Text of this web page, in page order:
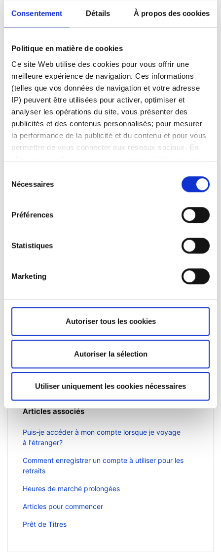
Consentement Détails À propos des cookies
Politique en matière de cookies
Ce site Web utilise des cookies pour vous offrir une
meilleure expérience de navigation. Ces informations
(telles que vos données de navigation et votre adresse
IP) peuvent être utilisées pour activer, optimiser et
analyser les opérations du site, vous présenter des
publicités et des contenus personnalisés; pour mesurer
la performance de la publicité et du contenu et pour vous
permettre de vous connecter aux réseaux sociaux. En
cliquant sur « Autoriser », vous autorisez l'utilisation de
personnelles. Sélectionnez « Gérer le consentement »
pour gérer vos préférences de consentement. Une fois
confirmées, vos préférences de consentement sont
conservées. Vous pouvez modifier vos préférences ou
politique de cookies. Consultez
notre politique en
Nécessaires
Préférences
Statistiques
Marketing
Autoriser tous les cookies
Autoriser la sélection
Utiliser uniquement les cookies nécessaires
L'objectif de cours est la moyenne des estimations des courtiers
Le rendement implicite indique le pourcentage de variation de
prix entre le dernier cours connu et le cours objectif moyen.
FacebookLinkedIn
Cet article vous a-t-il été utile ?
d'investissement, nos produits et nos prix
attractifsici.
Articles associés
Puis-je accéder à mon compte lorsque je voyage
à l'étranger?
Comment enregistrer un compte à utiliser pour les
retraits
Heures de marché prolongées
Articles pour commencer
Prêt de Titres